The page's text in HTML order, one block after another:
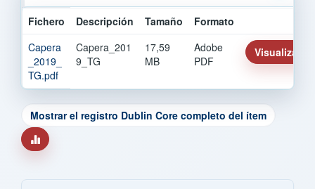
Fichero Descripción Tamaño
Formato
Capera
_2019_
TG.pdf
Capera_201
9_TG
17,59
MB
Adobe
PDF
Visualizar/
Mostrar el registro Dublin Core completo del ítem